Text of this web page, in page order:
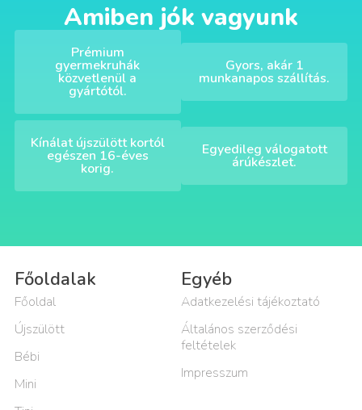
Amiben jók vagyunk
Prémium
gyermekruhák
közvetlenül a
gyártótól.
Gyors, akár 1
munkanapos szállítás.
Kínálat újszülött kortól
egészen 16-éves
korig.
Egyedileg válogatott
árúkészlet.
Főoldalak
Főoldal
Újszülött
Bébi
Mini
Egyéb
Adatkezelési tájékoztató
Általános szerződési
feltételek
Impresszum